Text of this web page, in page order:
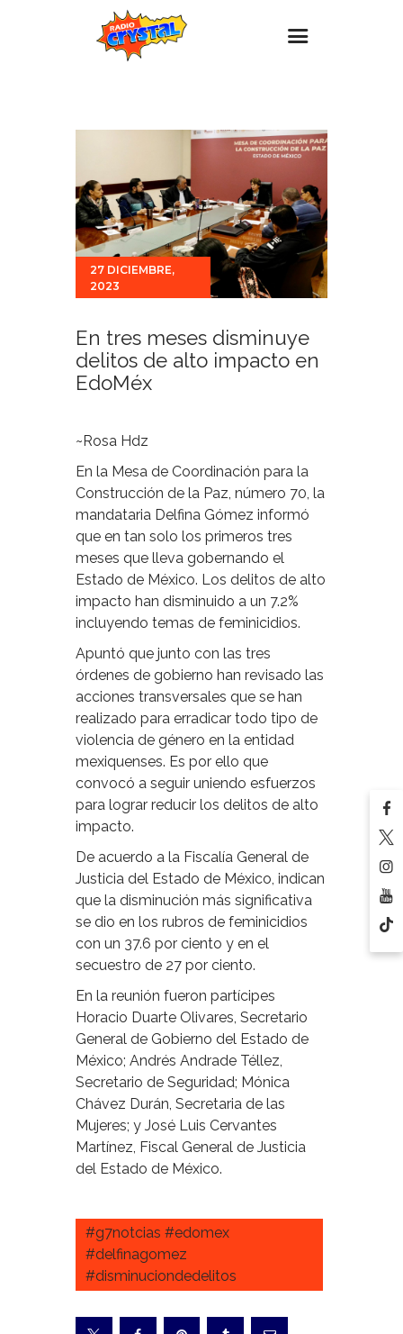
Eventos
Promociones
Noticias
Para ti
Contacto
27 DICIEMBRE,
2023
En tres meses disminuye
delitos de alto impacto en
EdoMéx
~Rosa Hdz
En la Mesa de Coordinación para la
Construcción de la Paz, número 70, la
mandataria Delfina Gómez informó
que en tan solo los primeros tres
meses que lleva gobernando el
Estado de México. Los delitos de alto
impacto han disminuido a un 7.2%
incluyendo temas de feminicidios.
Apuntó que junto con las tres
órdenes de gobierno han revisado las
acciones transversales que se han
realizado para erradicar todo tipo de
violencia de género en la entidad
mexiquenses. Es por ello que
convocó a seguir uniendo esfuerzos
para lograr reducir los delitos de alto
impacto.
De acuerdo a la Fiscalía General de
Justicia del Estado de México, indican
que la disminución más significativa
se dio en los rubros de feminicidios
con un 37.6 por ciento y en el
secuestro de 27 por ciento.
En la reunión fueron partícipes
Horacio Duarte Olivares, Secretario
General de Gobierno del Estado de
México; Andrés Andrade Téllez,
Secretario de Seguridad; Mónica
Chávez Durán, Secretaria de las
Mujeres; y José Luis Cervantes
Martínez, Fiscal General de Justicia
del Estado de México.
#g7notcias #edomex
#delfinagomez
#disminuciondedelitos